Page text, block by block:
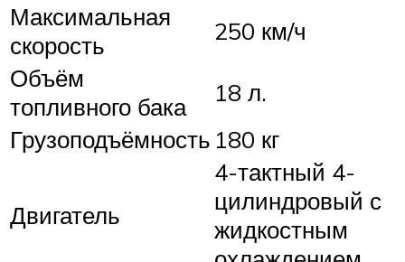
Максимальная
скорость
250 км/ч
Объём
топливного бака
18 л.
Грузоподъёмность 180 кг
Двигатель
4-тактный 4-
цилиндровый с
жидкостным